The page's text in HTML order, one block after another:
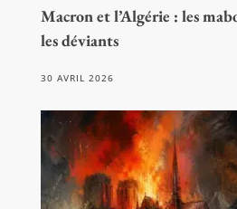
Macron et l’Algérie : les
les déviants
30 AVRIL 2026